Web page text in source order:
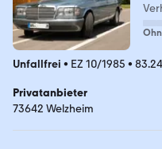
Unfallfrei • EZ 10/1985 •
Privatanbieter
73642 Welzheim